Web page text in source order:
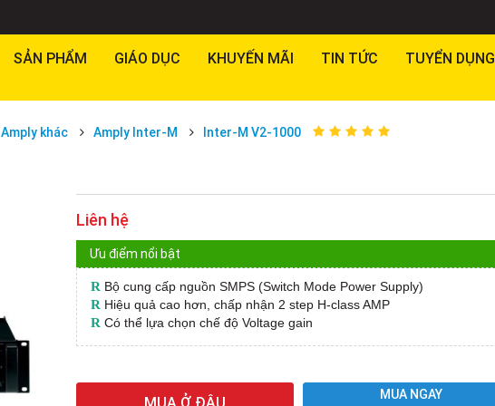
SẢN PHẨM GIÁO DỤC KHUYẾN MÃI TIN TỨC TUYỂN DỤNG
Amply khác Amply Inter-M Inter-M V2-1000
Liên hệ
Ưu điểm nổi bật
R Bộ cung cấp nguồn SMPS (Switch Mode Power Supply)
R Hiệu quả cao hơn, chấp nhận 2 step H-class AMP
R Có thể lựa chọn chế độ Voltage gain
MUA NGAY